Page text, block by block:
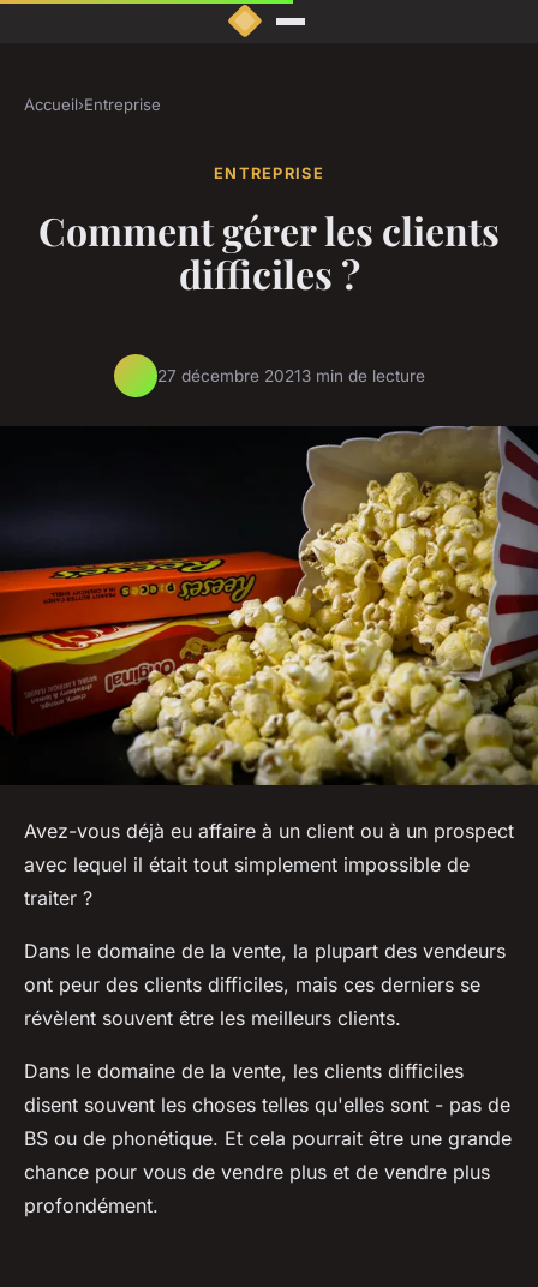
Accueil›Entreprise
ENTREPRISE
Comment gérer les clients
difficiles ?
27 décembre 20213 min de lecture
Avez-vous déjà eu affaire à un client ou à un prospect
avec lequel il était tout simplement impossible de
traiter ?
Dans le domaine de la vente, la plupart des vendeurs
ont peur des clients difficiles, mais ces derniers se
révèlent souvent être les meilleurs clients.
Dans le domaine de la vente, les clients difficiles
disent souvent les choses telles qu'elles sont - pas de
BS ou de phonétique. Et cela pourrait être une grande
chance pour vous de vendre plus et de vendre plus
profondément.